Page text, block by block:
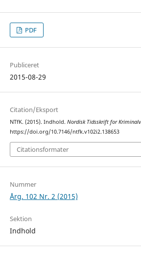
PDF
Publiceret
2015-08-29
Citation/Eksport
NTfK. (2015). Indhold. Nordisk Tidsskrift for
https://doi.org/10.7146/ntfk.v102i2.138653
Citationsformater
Nummer
Årg. 102 Nr. 2 (2015)
Sektion
Indhold